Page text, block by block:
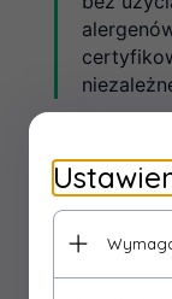
Zawartość
Składnik
Aktywny